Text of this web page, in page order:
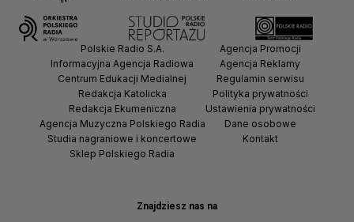
Znajdziesz nas na
Polskie Radio S.A.
Informacyjna Agencja Radiowa
Centrum Edukacji Medialnej
Redakcja Katolicka
Redakcja Ekumeniczna
Agencja Muzyczna Polskiego Radia
Studia nagraniowe i koncertowe
Sklep Polskiego Radia
Agencja Promocji
Agencja Reklamy
Regulamin serwisu
Polityka prywatności
Ustawienia prywatności
Dane osobowe
Kontakt